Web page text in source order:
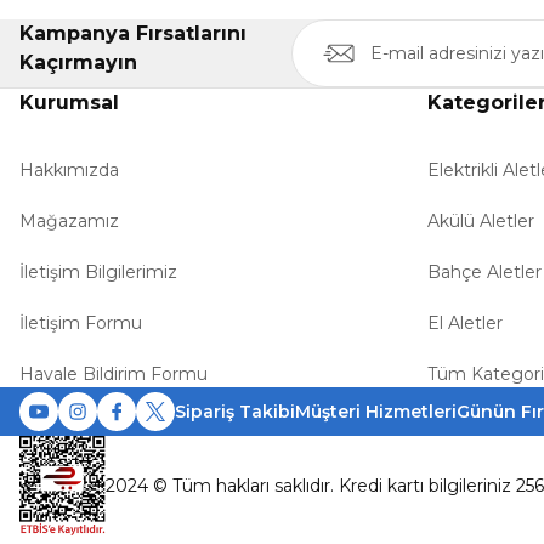
Kampanya Fırsatlarını
Kaçırmayın
Kurumsal
Hakkımızda
Mağazamız
İletişim Bilgilerimiz
İletişim Formu
Havale Bildirim Formu
Elektrikli
Akülü Aletler
Bahçe Aletler
El Aletler
Tüm
Sipariş TakibiMüşteri HizmetleriGünün
2024 © Tüm hakları saklıdır. Kredi kartı bilgileriniz